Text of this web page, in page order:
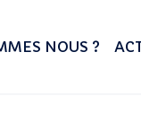
NOUS ?